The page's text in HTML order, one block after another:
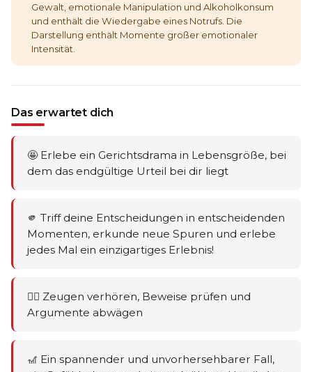
Gewalt, emotionale Manipulation und Alkoholkonsum
und enthält die Wiedergabe eines Notrufs. Die
Darstellung enthält Momente großer emotionaler
Intensität.
Das erwartet dich
🤩 Erlebe ein Gerichtsdrama in Lebensgröße, bei
dem das endgültige Urteil bei dir liegt
🫵 Triff deine Entscheidungen in entscheidenden
Momenten, erkunde neue Spuren und erlebe
jedes Mal ein einzigartiges Erlebnis!
🕵️‍♂️ Zeugen verhören, Beweise prüfen und
Argumente abwägen
🎢 Ein spannender und unvorhersehbarer Fall,